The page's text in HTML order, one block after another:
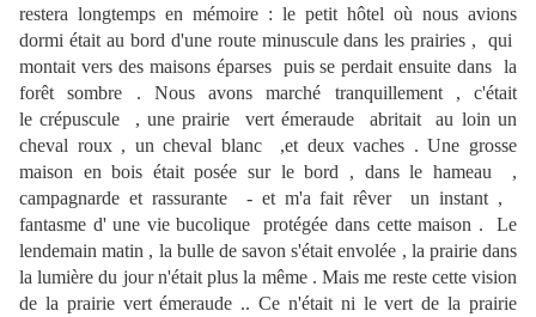
restera longtemps en mémoire : le petit hôtel où nous avions
dormi était au bord d'une route minuscule dans les prairies , qui
montait vers des maisons éparses puis se perdait ensuite dans la
forêt sombre . Nous avons marché tranquillement , c'était
le crépuscule , une prairie vert émeraude abritait au loin un
cheval roux , un cheval blanc ,et deux vaches . Une grosse
maison en bois était posée sur le bord , dans le hameau ,
campagnarde et rassurante - et m'a fait rêver un instant ,
fantasme d' une vie bucolique protégée dans cette maison . Le
lendemain matin , la bulle de savon s'était envolée , la prairie dans
la lumière du jour n'était plus la même . Mais me reste cette vision
de la prairie vert émeraude .. Ce n'était ni le vert de la prairie